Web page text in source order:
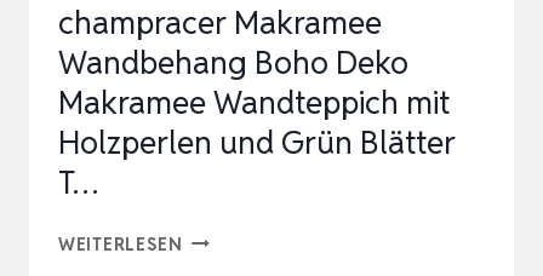
champracer Makramee
Wandbehang Boho Deko
Makramee Wandteppich mit
Holzperlen und Grün Blätter
T…
WEITERLESEN CHAMPRACER